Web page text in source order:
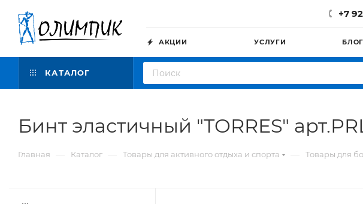
+7
АКЦИИ УСЛУГИ БЛОГ
КАТАЛОГ
Бинт эластичный "TORRES"
Главная — Каталог — Товары для активного отдыха и спорта — Товары для